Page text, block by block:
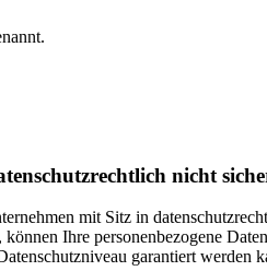
nicht
mit Sitz in
Ihre personenbezogene
garantiert werden